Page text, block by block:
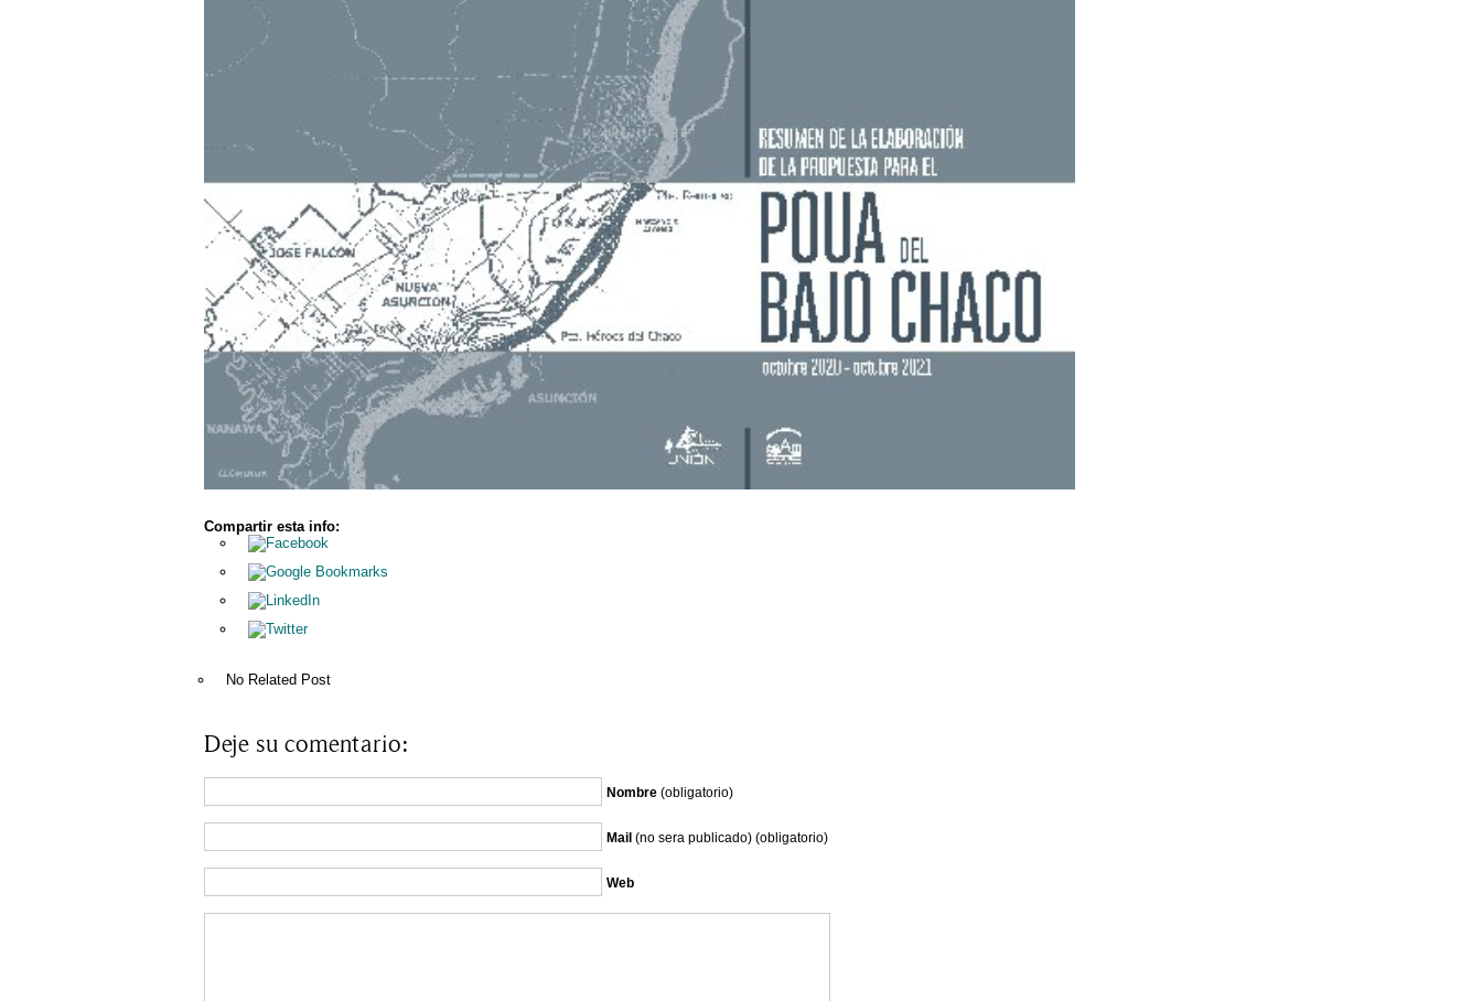
Compartir esta info:
No Related Post
Deje su comentario:
Nombre(obligatorio)
Mail(no sera publicado) (obligatorio)
Web